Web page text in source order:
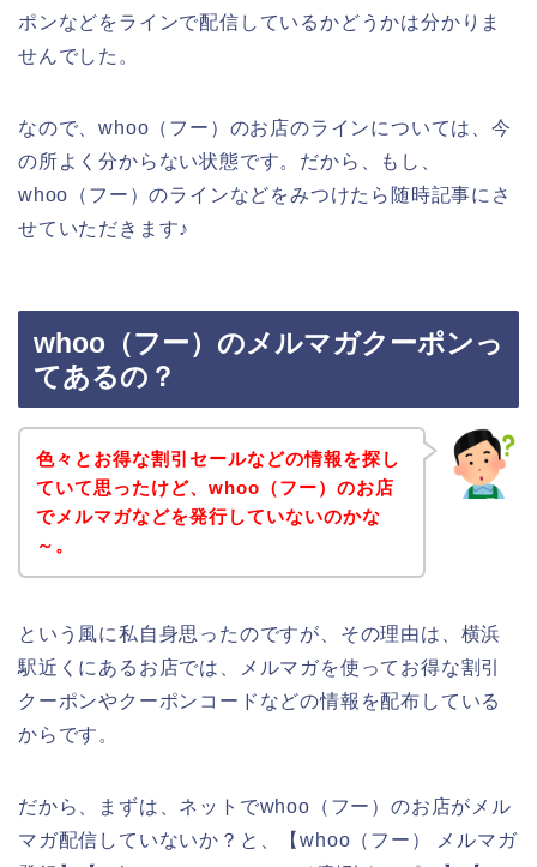
ポンなどをラインで配信しているかどうかは分かりま
せんでした。
なので、whoo（フー）のお店のラインについては、今
の所よく分からない状態です。だから、もし、
whoo（フー）のラインなどをみつけたら随時記事にさ
せていただきます♪
whoo（フー）のメルマガクーポンっ
てあるの？
色々とお得な割引セールなどの情報を探し
ていて思ったけど、whoo（フー）のお店
でメルマガなどを発行していないのかな
～。
という風に私自身思ったのですが、その理由は、横浜
駅近くにあるお店では、メルマガを使ってお得な割引
クーポンやクーポンコードなどの情報を配布している
からです。
だから、まずは、ネットでwhoo（フー）のお店がメル
マガ配信していないか？と、【whoo（フー） メルマガ